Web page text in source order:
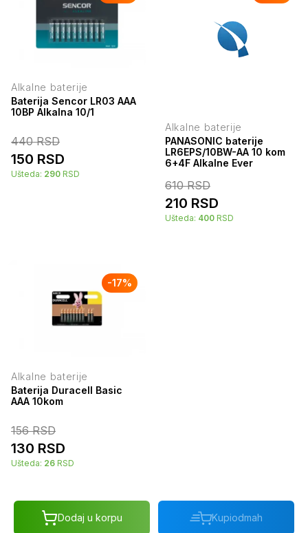
Alkalne baterije
Baterija Sencor LR03 AAA
10BP Alkalna 10/1
440RSD
150 RSD
Ušteda: 290 RSD
Alkalne baterije
PANASONIC baterije
LR6EPS/10BW-AA 10 kom
6+4F Alkalne Ever
610RSD
210 RSD
Ušteda: 400 RSD
-17%
Alkalne baterije
Baterija Duracell Basic
AAA 10kom
156 RSD
130 RSD
Ušteda: 26 RSD
Dodaj u korpu Kupiodmah